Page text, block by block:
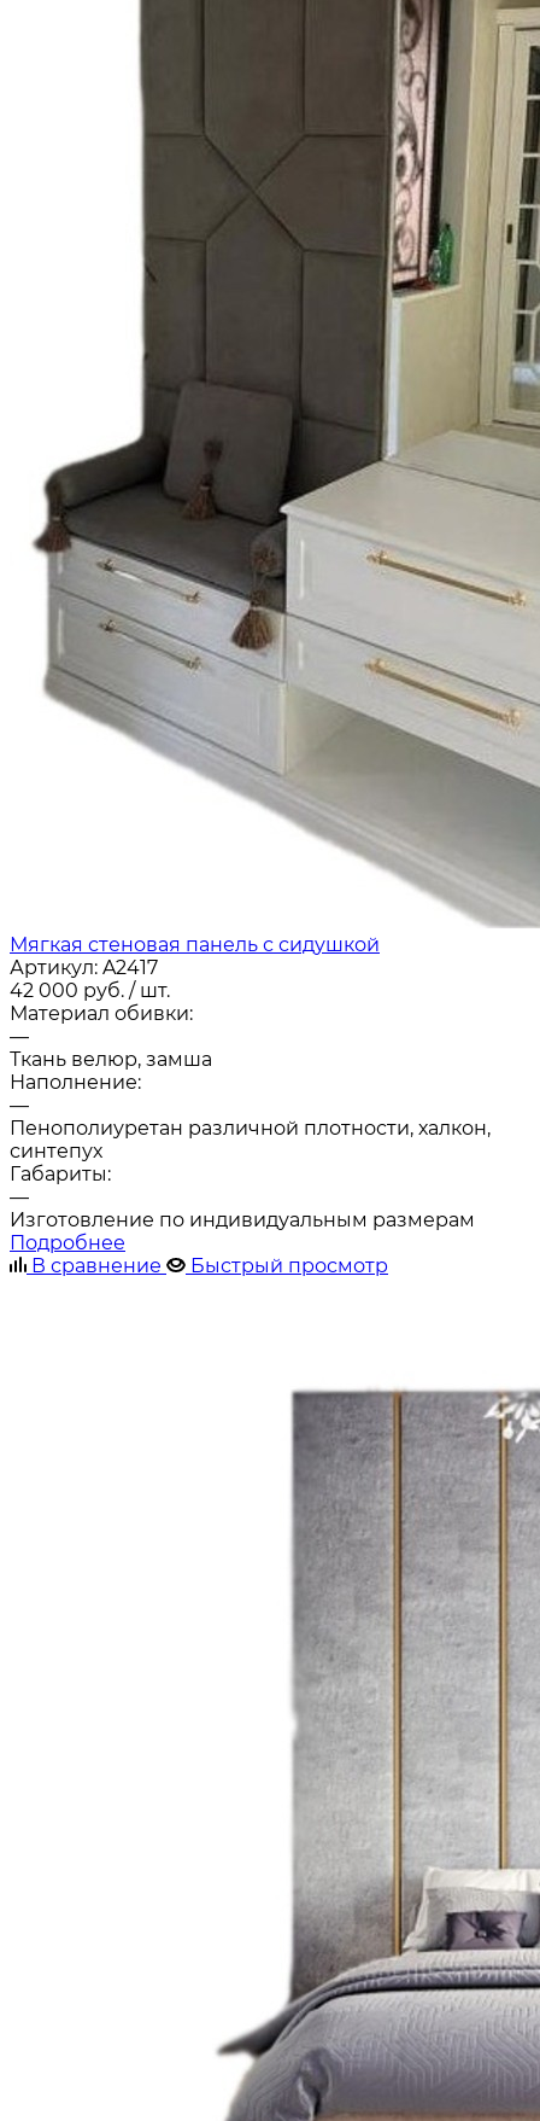
Мягкая стеновая панель с сидушкой
Артикул: A2417
42 000 руб. / шт.
Материал обивки:
—
Ткань велюр, замша
Наполнение:
—
Пенополиуретан различной плотности, халкон,
синтепух
Габариты:
—
Изготовление по индивидуальным размерам
Подробнее
В сравнение
Быстрый просмотр